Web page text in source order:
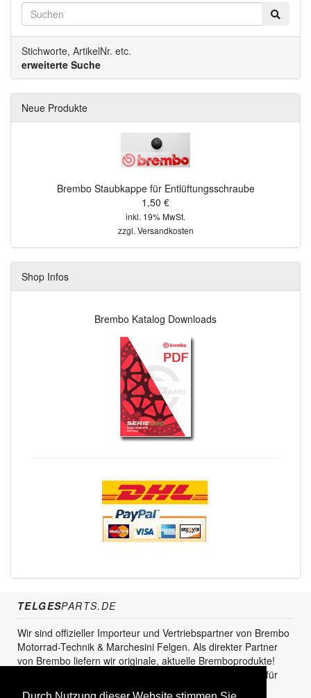
Stichworte, ArtikelNr. etc.
erweiterte Suche
Neue Produkte
Brembo Staubkappe für Entlüftungsschraube
1,50 €
inkl. 19% MwSt.
zzgl. Versandkosten
Shop Infos
Brembo Katalog Downloads
TELGESPARTS.DE
Wir sind offizieller Importeur und Vertriebspartner von Brembo
Motorrad-Technik & Marchesini Felgen. Als direkter Partner
von Brembo liefern wir originale, aktuelle Bremboprodukte!
Unser Service steht sowohl für den Endkunden als auch für